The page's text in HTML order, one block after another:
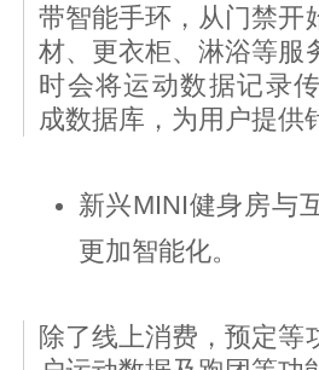
带智能手环，从门禁开
材、更衣柜、淋浴等服
时会将运动数据记录
成数据库，为用户提供
新兴MINI健身房与
更加智能化。
除了线上消费，预定等